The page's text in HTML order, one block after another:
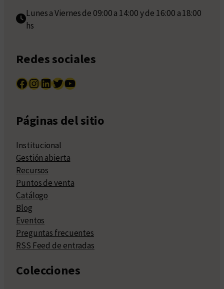
Lunes a Viernes de 09:00 a 14:00 y de 16:00 a 18:00
hs
Redes sociales
Facebook InstagramLinkedIn Twitter YouTube
Páginas del sitio
Institucional
Gestión abierta
Recursos
Puntos de venta
Catálogo
Blog
Eventos
Preguntas frecuentes
RSS Feed de entradas
Colecciones